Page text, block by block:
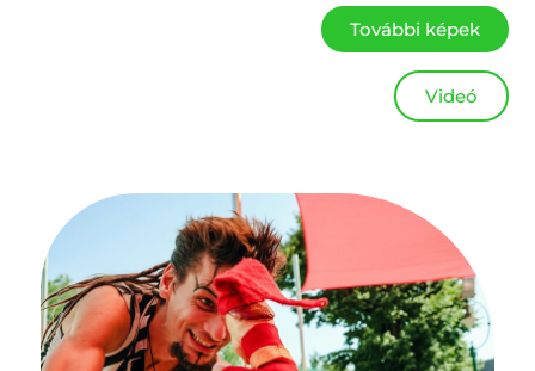
További képek
Videó